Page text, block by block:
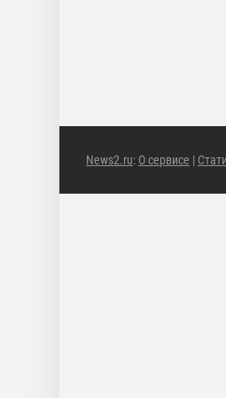
News2.ru: О сервисе |